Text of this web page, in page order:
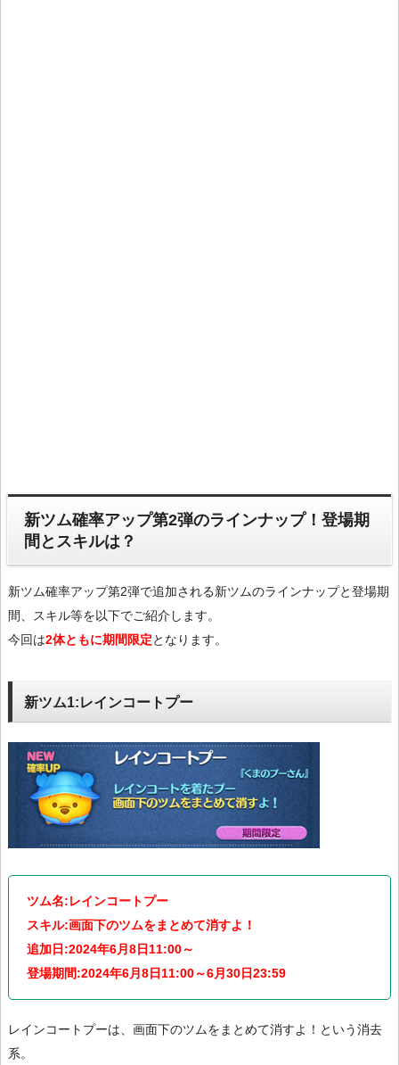
新ツム確率アップ第2弾のラインナップ！登場期
間とスキルは？
新ツム確率アップ第2弾で追加される新ツムのラインナップと登場期
間、スキル等を以下でご紹介します。
今回は2体ともに期間限定となります。
新ツム1:レインコートプー
ツム名:レインコートプー
スキル:画面下のツムをまとめて消すよ！
追加日:2024年6月8日11:00～
登場期間:2024年6月8日11:00～6月30日23:59
レインコートプーは、画面下のツムをまとめて消すよ！という消去
系。